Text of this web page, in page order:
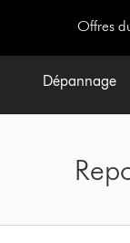
Offres
Dépannage